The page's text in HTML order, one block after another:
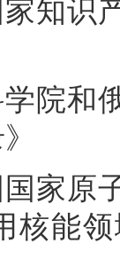
家知
学院
国家
核能